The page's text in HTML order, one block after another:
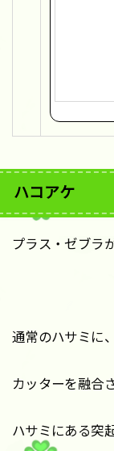
ハコアケ
プラス・ゼブラ
通常のハサミに
カッターを融合
ハサミにある突